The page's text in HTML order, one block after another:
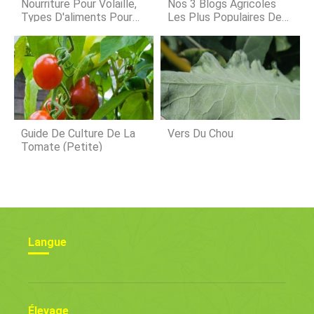
faire pour la ferme.
Nourriture Pour Volaille,
Types D'aliments Pour
D'aliments
Nos 3 Blogs Agricoles
Les Plus Populaires De
Guide De Culture De La
Tomate (petite)
Vers Du Chou
Langue
Élevage